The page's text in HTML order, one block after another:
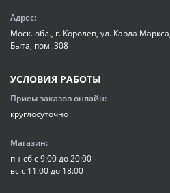
Адрес:
Моск. обл., г. Королёв, ул. Карла
Быта, пом. 308
УСЛОВИЯ РАБОТЫ
Прием заказов онлайн:
круглосуточно
Магазин:
пн-сб с 9:00 до 20:00
вс с 11:00 до 18:00